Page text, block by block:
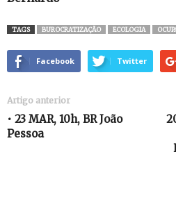
TAGS BUROCRATIZAÇÃO ECOLOGIA
Facebook Twitter
Artigo anterior
• 23 MAR, 10h, BR João
Pessoa